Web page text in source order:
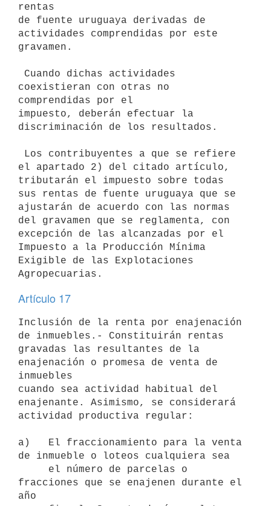
rentas
de fuente uruguaya derivadas de
actividades comprendidas por este
gravamen.
coexistieran con otras no
comprendidas por el
impuesto, deberán efectuar la
discriminación de los resultados.
el apartado 2) del citado artículo,
tributarán el impuesto sobre todas
sus rentas de fuente uruguaya que se
ajustarán de acuerdo con las normas
del gravamen que se reglamenta, con
excepción de las alcanzadas por el
Impuesto a la Producción Mínima
Exigible de las Explotaciones
Artículo 17
Inclusión de la renta por enajenación
de inmuebles.- Constituirán rentas
gravadas las resultantes de la
enajenación o promesa de venta de
inmuebles
cuando sea actividad habitual del
enajenante. Asimismo, se considerará
actividad productiva regular:
a)   El fraccionamiento para la venta
de inmueble o loteos cualquiera sea
fracciones que se enajenen durante el
año